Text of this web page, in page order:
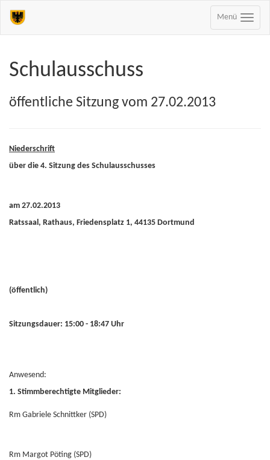
Menü
Schulausschuss
öffentliche Sitzung vom 27.02.2013
Niederschrift
über die 4. Sitzung des Schulausschusses
am 27.02.2013
Ratssaal, Rathaus, Friedensplatz 1, 44135 Dortmund
(öffentlich)
Sitzungsdauer: 15:00 - 18:47 Uhr
Anwesend:
1. Stimmberechtigte Mitglieder:
Rm Gabriele Schnittker (SPD)
Rm Margot Pöting (SPD)